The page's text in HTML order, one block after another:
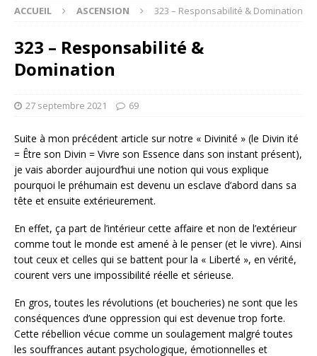
ACCUEIL ASCENSION 323 – Responsabilité & Domination
323 – Responsabilité &
Domination
27 septembre 2021 69
Suite à mon précédent article sur notre « Divinité » (le Divin ité
= Être son Divin = Vivre son Essence dans son instant présent),
je vais aborder aujourd’hui une notion qui vous explique
pourquoi le préhumain est devenu un esclave d’abord dans sa
tête et ensuite extérieurement.
En effet, ça part de l’intérieur cette affaire et non de l’extérieur
comme tout le monde est amené à le penser (et le vivre). Ainsi
tout ceux et celles qui se battent pour la « Liberté », en vérité,
courent vers une impossibilité réelle et sérieuse.
En gros, toutes les révolutions (et boucheries) ne sont que les
conséquences d’une oppression qui est devenue trop forte.
Cette rébellion vécue comme un soulagement malgré toutes
les souffrances autant psychologique, émotionnelles et